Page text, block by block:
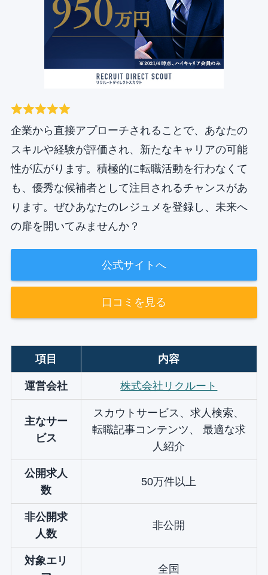
企業から直接アプローチされることで、あなたの
スキルや経験が評価され、新たなキャリアの可能
性が広がります。積極的に転職活動を行わなくて
も、優秀な候補者として注目されるチャンスがあ
ります。ぜひあなたのレジュメを登録し、未来へ
の扉を開いてみませんか？
公式サイトへ
口コミを見る
項目 内容
運営会社 株式会社リクルート
主なサー
ビス
スカウトサービス、求人検索、
転職記事コンテンツ、 最適な求
人紹介
公開求人
数
50万件以上
非公開求
人数
非公開
対象エリ
全国